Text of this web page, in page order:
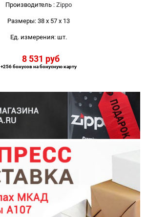
Производитель : Zippo
Размеры: 38 x 57 x 13
Ед. измерения: шт.
8 531 руб
+256 бонусов на бонусную карту